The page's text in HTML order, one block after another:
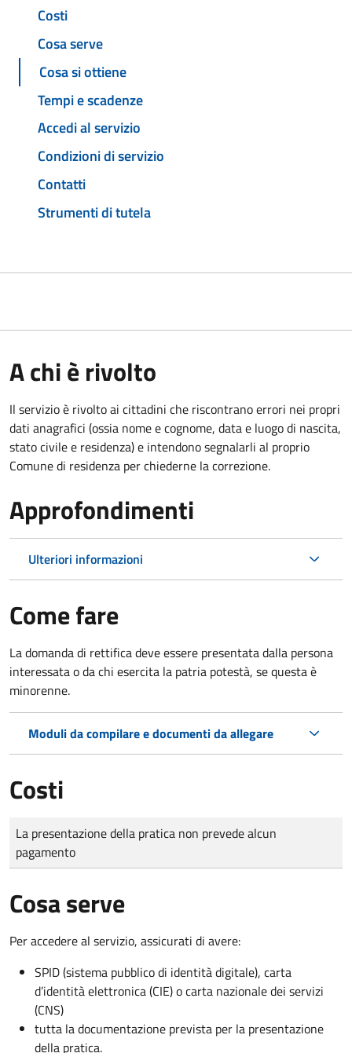
Costi
Cosa serve
Cosa si ottiene
Tempi e scadenze
Accedi al servizio
Condizioni di servizio
Contatti
Strumenti di tutela
A chi è rivolto
Il servizio è rivolto ai cittadini che riscontrano errori nei propri
dati anagrafici (ossia nome e cognome, data e luogo di nascita,
stato civile e residenza) e intendono segnalarli al proprio
Comune di residenza per chiederne la correzione.
Approfondimenti
Ulteriori informazioni
Come fare
La domanda di rettifica deve essere presentata dalla persona
interessata oda chi esercita la patria potestà, se questa è
minorenne.
Moduli da compilare e documenti da allegare
Costi
Tipo di pagamento
Importo
La presentazione della pratica non prevede alcun
pagamento
Cosa serve
Per accedere al servizio, assicurati di avere:
SPID (sistema pubblico di identità digitale), carta
d’identità elettronica (CIE) o carta nazionale dei servizi
(CNS)
tutta la documentazione prevista per la presentazione
della pratica.